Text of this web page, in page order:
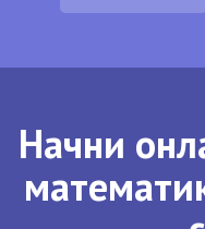
Начни